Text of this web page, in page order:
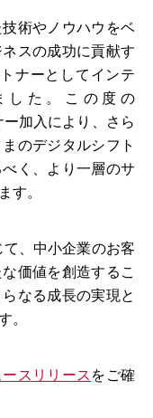
術やノウハウをベ
スの成功に貢献す
ナーとしてインテ
した。この度の
ー加入により、さら
のデジタルシフト
く、より一層のサ
す。
て、中小企業のお客
価値を創造するこ
なる成長の実現と
。
スリリース をご確